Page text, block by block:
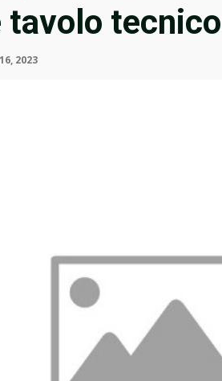
tavolo
2023